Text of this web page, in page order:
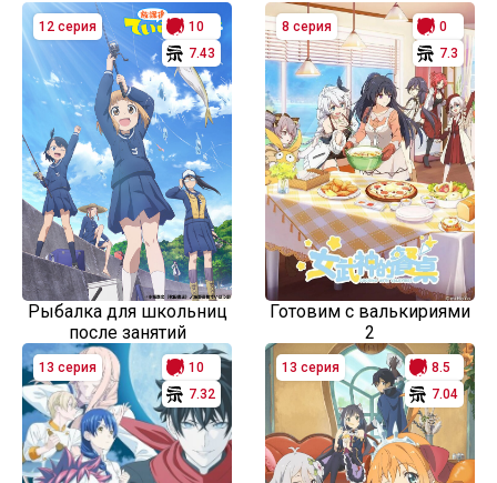
12 серия
10
7.43
Рыбалка для школьниц
после занятий
8 серия
0
7.3
Готовим с валькириями
2
13 серия
10
7.32
13 серия
8.5
7.04